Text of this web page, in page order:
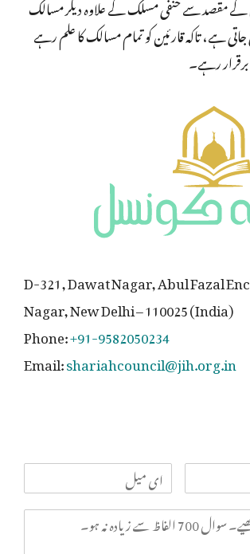
ہے، تاکہ قارئین کو تمام مسالک کا علم رہے
رہے۔
D-321, Dawat Nagar, Abul Fazal
Nagar, New Delhi – 110025 (India)
Phone:+91-9582050234
Email:shariahcouncil@jih.org.in